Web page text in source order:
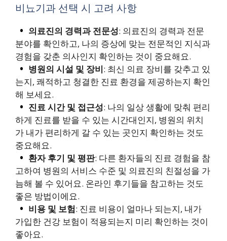
비뇨기과 선택 시 고려 사항
의료진의 경력과 전문성: 의료진의 경력과 전문
분야를 확인하고, 나의 증상에 맞는 전문적인 지식과
경험을 갖춘 의사인지 확인하는 것이 중요해요.
병원의 시설 및 장비: 최신 의료 장비를 갖추고 있
는지, 쾌적하고 청결한 진료 환경을 제공하는지 확인
해 보세요.
진료 시간 및 접근성: 나의 일상 생활에 맞춰 편리
하게 진료를 받을 수 있는 시간대인지, 병원의 위치
가 내가 편리하게 갈 수 있는 곳인지 확인하는 것도
중요해요.
환자 후기 및 평판: 다른 환자들의 진료 경험을 참
고하여 병원의 서비스 수준 및 의료진의 친절성을 가
늠해 볼 수 있어요. 온라인 후기들을 참고하는 것도
좋은 방법이에요.
비용 및 보험: 진료 비용이 얼마나 되는지, 내가
가입한 건강 보험이 적용되는지 미리 확인하는 것이
좋아요.